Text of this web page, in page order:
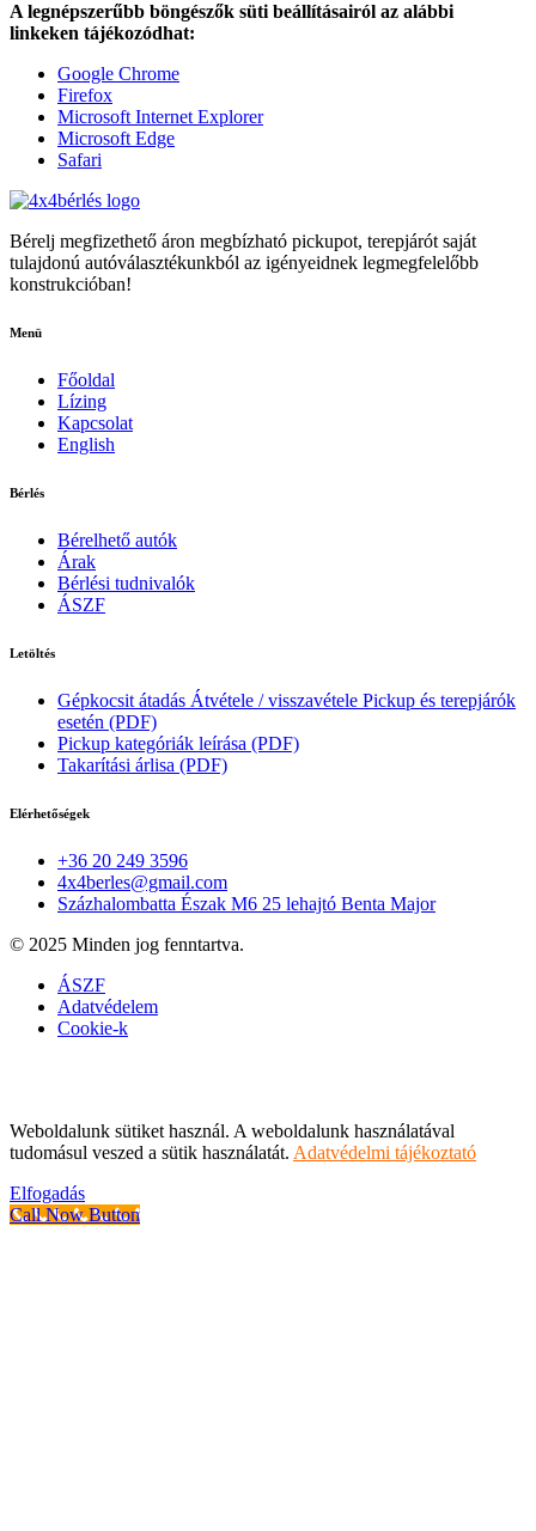
A legnépszerűbb böngészők süti beállításairól az alábbi
linkeken tájékozódhat:
Google Chrome
Firefox
Microsoft Internet Explorer
Microsoft Edge
Safari
Bérelj megfizethető áron megbízható pickupot, terepjárót saját
tulajdonú autóválasztékunkból az igényeidnek legmegfelelőbb
konstrukcióban!
Menü
Főoldal
Lízing
Kapcsolat
English
Bérlés
Bérelhető autók
Árak
Bérlési tudnivalók
ÁSZF
Letöltés
Gépkocsit átadás Átvétele / visszavétele Pickup és terepjárók
esetén (PDF)
Pickup kategóriák leírása (PDF)
Takarítási árlisa (PDF)
Elérhetőségek
+36 20 249 3596
4x4berles@gmail.com
Százhalombatta Észak M6 25 lehajtó Benta Major
© 2025 Minden jog fenntartva.
ÁSZF
Adatvédelem
Cookie-k
Weboldalunk sütiket használ. A weboldalunk használatával
tudomásul veszed a sütik használatát. Adatvédelmi tájékoztató
Elfogadás
Call Now Button